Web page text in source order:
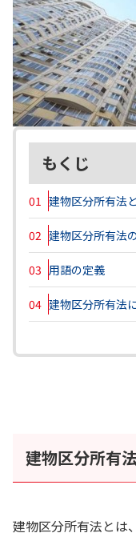
もくじ
01 建物区分所有法
02 建物区分所有法
03 用語の定義
04 建物区分所有法
建物区分所有
建物区分所有法とは